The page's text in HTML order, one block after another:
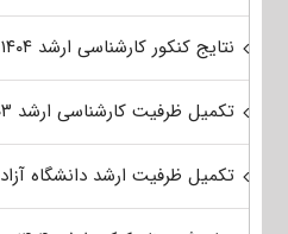
نتایج کنکور کارشناسی ارشد ۱۴۰۴
تکمیل ظرفیت کارشناسی ارشد ۱۴۰۳
تکمیل ظرفیت ارشد دانشگاه آزاد ۱۴۰۳